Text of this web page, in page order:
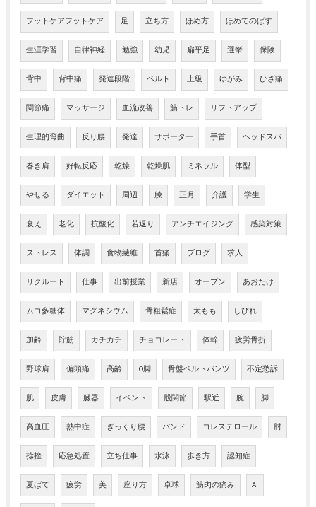
フットケアフットケア 足 立ち方 ほめ方 ほめてのばす
生涯学習 自律神経 勉強 幼児 扁平足 選挙 保険
背中 背中痛 発達段階 ベルト 上級 ゆがみ ひざ痛
関節痛 マッサージ 血流改善 筋トレ リフトアップ
生理的弯曲 反り腰 発達 サポーター 手首 ヘッドスパ
巻き肩 好転反応 乾燥 乾燥肌 ミネラル 体型
やせる ダイエット 周辺 膝 正月 介護 学生
衰え 老化 抗酸化 若返り アンチエイジング 感染対策
ストレス 体調 食物繊維 首痛 ブログ 求人
リクルート 仕事 出前授業 新店 オープン あおたけ
ムコ多糖体 マグネシウム 骨粗鬆症 太もも しびれ
加齢 貯筋 カチカチ チョコレート 体幹 疲労骨折
野球肩 偏頭痛 高齢 O脚 骨盤ベルトパンツ 不定愁訴
肌 皮膚 臓器 イベント 股関節 駅近 腕 脚
高血圧 熱中症 ぎっくり腰 バンド コレステロール 肘
捻挫 応急処置 立ち仕事 水泳 歩き方 認知症
夏ばて 疲労 美 座り方 卓球 筋肉の痛み AI